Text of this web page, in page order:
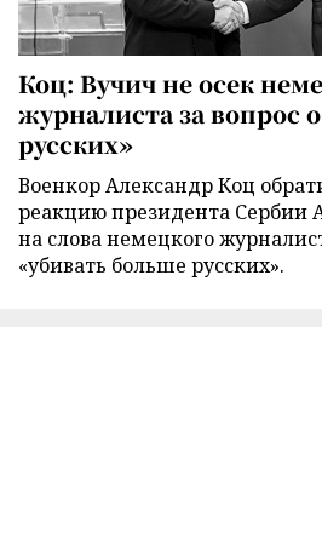
Коц: Вучич не осек
журналиста за вопрос
русских»
Военкор Александр Коц
реакцию президента Сербии
на слова немецкого
«убивать больше русских».